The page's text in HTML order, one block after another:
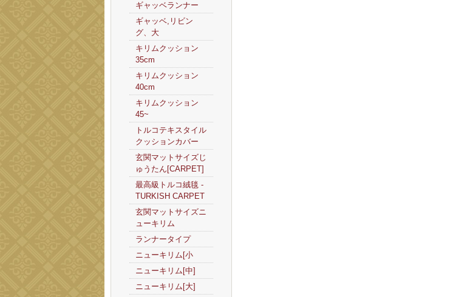
ギャッベランナー
ギャッベ,リビン
グ、大
キリムクッション
35cm
キリムクッション
40cm
キリムクッション
45~
トルコテキスタイル
クッションカバー
玄関マットサイズじ
ゅうたん[CARPET]
最高級トルコ絨毯 -
TURKISH CARPET
玄関マットサイズニ
ューキリム
ランナータイプ
ニューキリム[小
ニューキリム[中]
ニューキリム[大]